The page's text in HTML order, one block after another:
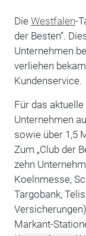
Die Westfalen-
der Besten“.
Unternehmen
verliehen
Kundenservice.
Für das
Unternehmen
sowie über 1,5
Zum „Club der
zehn
Koelnmesse,
Targobank,
Markant-